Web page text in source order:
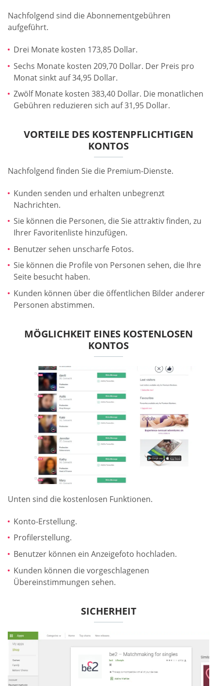
Nachfolgend sind die Abonnementgebühren
aufgeführt.
Drei Monate kosten 173,85 Dollar.
Sechs Monate kosten 209,70 Dollar. Der Preis pro
Monat sinkt auf 34,95 Dollar.
Zwölf Monate kosten 383,40 Dollar. Die monatlichen
Gebühren reduzieren sich auf 31,95 Dollar.
VORTEILE DES KOSTENPFLICHTIGEN
KONTOS
Nachfolgend finden Sie die Premium-Dienste.
Kunden senden und erhalten unbegrenzt
Nachrichten.
Sie können die Personen, die Sie attraktiv finden, zu
Ihrer Favoritenliste hinzufügen.
Benutzer sehen unscharfe Fotos.
Sie können die Profile von Personen sehen, die Ihre
Seite besucht haben.
Kunden können über die öffentlichen Bilder anderer
Personen abstimmen.
MÖGLICHKEIT EINES KOSTENLOSEN
KONTOS
Unten sind die kostenlosen Funktionen.
Konto-Erstellung.
Profilerstellung.
Benutzer können ein Anzeigefoto hochladen.
Kunden können die vorgeschlagenen
Übereinstimmungen sehen.
SICHERHEIT